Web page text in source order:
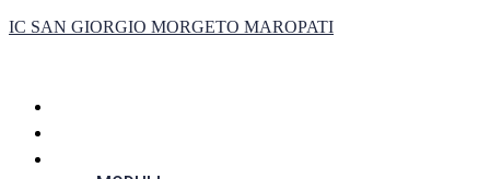
IC SAN GIORGIO MORGETO MAROPATI